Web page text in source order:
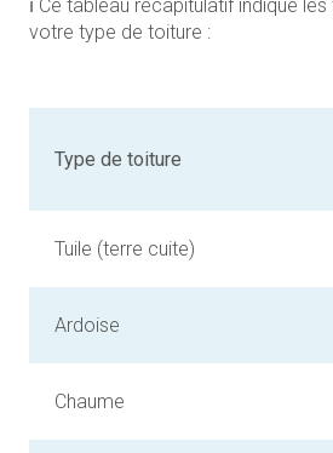
ℹ️ Ce tableau récapitulatif indique
votre type de toiture :
Type de toiture
Tuile (terre cuite)
Ardoise
Chaume